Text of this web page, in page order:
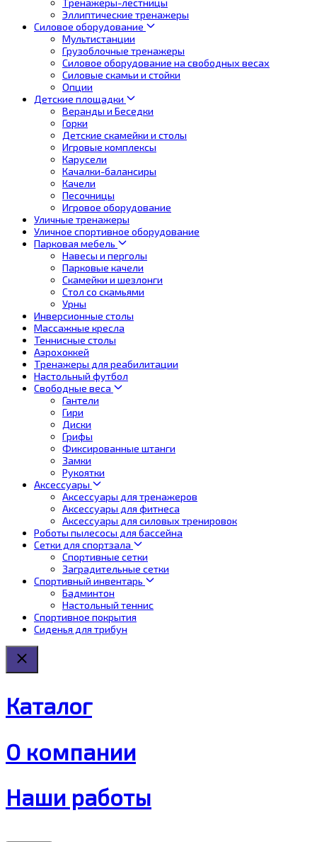
Тренажеры-лестницы
Эллиптические тренажеры
Силовое оборудование
Мультистанции
Грузоблочные тренажеры
Силовое оборудование на свободных весах
Силовые скамьи и стойки
Опции
Детские площадки
Веранды и Беседки
Горки
Детские скамейки и столы
Игровые комплексы
Карусели
Качалки-балансиры
Качели
Песочницы
Игровое оборудование
Уличные тренажеры
Уличное спортивное оборудование
Парковая мебель
Навесы и перголы
Парковые качели
Скамейки и шезлонги
Стол со скамьями
Урны
Инверсионные столы
Массажные кресла
Теннисные столы
Аэрохоккей
Тренажеры для реабилитации
Настольный футбол
Свободные веса
Гантели
Гири
Диски
Грифы
Фиксированные штанги
Замки
Рукоятки
Аксессуары
Аксессуары для тренажеров
Аксессуары для фитнеса
Аксессуары для силовых тренировок
Роботы пылесосы для бассейна
Сетки для спортзала
Спортивные сетки
Заградительные сетки
Спортивный инвентарь
Бадминтон
Настольный теннис
Спортивное покрытия
Сиденья для трибун
Каталог
О компании
Наши работы